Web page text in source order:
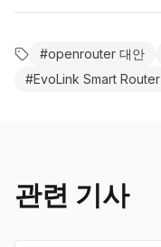
#openrouter 대안
#EvoLink Smart Router
관련 기사